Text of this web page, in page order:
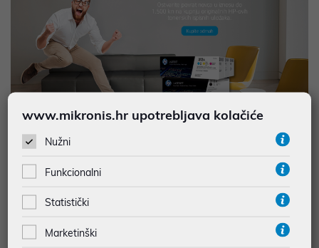
Kupi originalni HP-ov tonerski ispisni uložak i uštedi!
vraća dio gotovine na tekući račun!
Kupnjom HP-ovih originalnih tonera i tinti ostvaruješ uštedu brzo
www.mikronis.hr upotrebljava kolačiće
Nužni
Funkcionalni
Statistički
Marketinški